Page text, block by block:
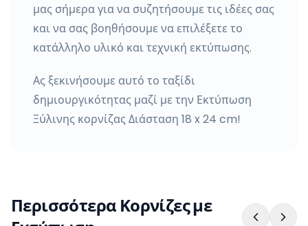
μας σήμερα για να συζητήσουμε τις ιδέες σας
και να σας βοηθήσουμε να επιλέξετε το
κατάλληλο υλικό και τεχνική εκτύπωσης.
Ας ξεκινήσουμε αυτό το ταξίδι
δημιουργικότητας μαζί με την Εκτύπωση
Ξύλινης κορνίζας Διάσταση 18 x 24 cm!
Περισσότερα Κορνίζες με